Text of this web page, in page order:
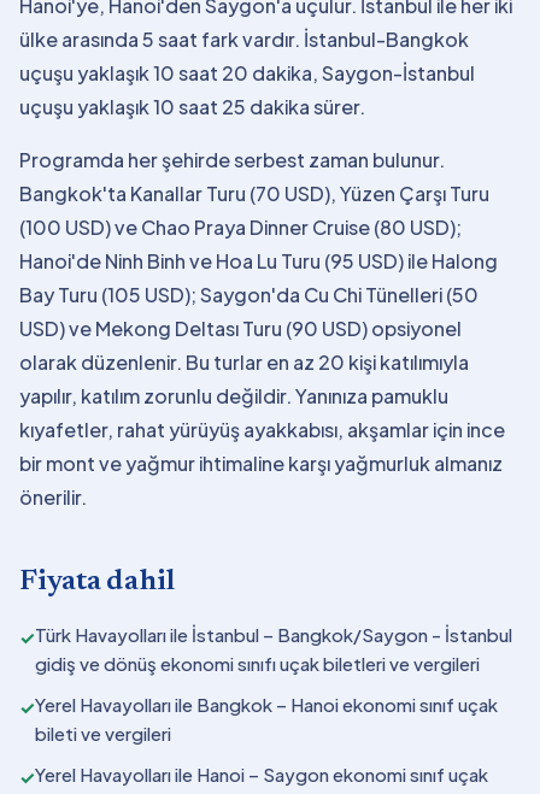
Hanoi'ye, Hanoi'den Saygon'a uçulur. İstanbul ile her iki
ülke arasında 5 saat fark vardır. İstanbul-Bangkok
uçuşu yaklaşık 10 saat 20 dakika, Saygon-İstanbul
uçuşu yaklaşık 10 saat 25 dakika sürer.
Programda her şehirde serbest zaman bulunur.
Bangkok'ta Kanallar Turu (70 USD), Yüzen Çarşı Turu
(100 USD) ve Chao Praya Dinner Cruise (80 USD);
Hanoi'de Ninh Binh ve Hoa Lu Turu (95 USD) ile Halong
Bay Turu (105 USD); Saygon'da Cu Chi Tünelleri (50
USD) ve Mekong Deltası Turu (90 USD) opsiyonel
olarak düzenlenir. Bu turlar en az 20 kişi katılımıyla
yapılır, katılım zorunlu değildir. Yanınıza pamuklu
kıyafetler, rahat yürüyüş ayakkabısı, akşamlar için ince
bir mont ve yağmur ihtimaline karşı yağmurluk almanız
önerilir.
Fiyata dahil
✓Türk Havayolları ile İstanbul – Bangkok/Saygon - İstanbul
gidiş ve dönüş ekonomi sınıfı uçak biletleri ve vergileri
✓Yerel Havayolları ile Bangkok – Hanoi ekonomi sınıf uçak
bileti ve vergileri
✓Yerel Havayolları ile Hanoi – Saygon ekonomi sınıf uçak